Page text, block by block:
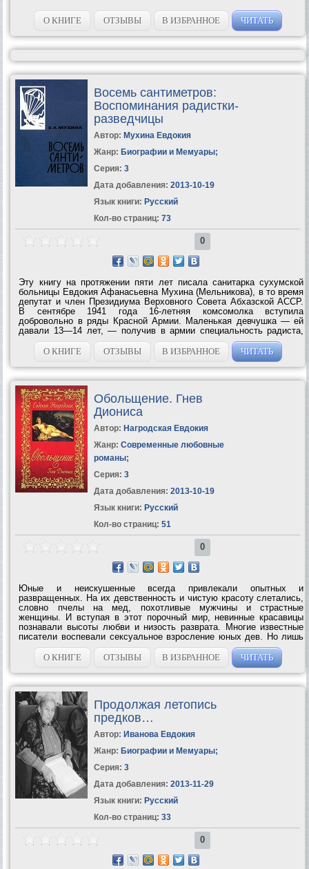
О КНИГЕ ОТЗЫВЫ В ИЗБРАННОЕ ЧИТАТЬ
Восемь сантиметров:
Воспоминания радистки-
разведчицы
Автор: Мухина Евдокия
Жанр: Биографии и Мемуары;
Серия: 3
Дата добавления: 2013-10-19
Язык книги: Русский
Кол-во страниц: 73
0
Эту книгу на протяжении пяти лет писала санитарка сухумской
больницы Евдокия Афанасьевна Мухина (Мельникова), в то время
депутат и член Президиума Верховного Совета Абхазской АССР.
В сентябре 1941 года 16-летняя комсомолка вступила
добровольно в ряды Красной Армии. Маленькая девчушка — ей
давали 13—14 лет, — получив в армии специальность радиста,
выбрасывалась в тыл врага. Она помогала разведчикам,
подпольщикам и партизанам. О...
О КНИГЕ ОТЗЫВЫ В ИЗБРАННОЕ ЧИТАТЬ
Обольщение. Гнев
Диониса
Автор: Нагродская Евдокия
Жанр: Современные любовные
романы;
Серия: 3
Дата добавления: 2013-10-19
Язык книги: Русский
Кол-во страниц: 51
0
Юные и неискушенные всегда привлекали опытных и
развращенных. На их девственность и чистую красоту слетались,
словно пчелы на мед, похотливые мужчины и страстные
женщины. И вступая в этот порочный мир, невинные красавицы
познавали высоты любви и низость разврата. Многие известные
писатели воспевали сексуальное взросление юных дев. Но лишь
отдельные из этих романов публиковались без купюр. Вам
впервые предлагается серия книг, где...
О КНИГЕ ОТЗЫВЫ В ИЗБРАННОЕ ЧИТАТЬ
Продолжая летопись
предков…
Автор: Иванова Евдокия
Жанр: Биографии и Мемуары;
Серия: 3
Дата добавления: 2013-11-29
Язык книги: Русский
Кол-во страниц: 33
0